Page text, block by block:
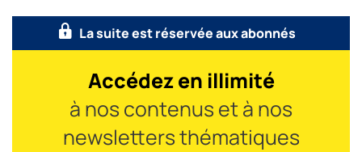
La suite est réservée aux abonnés
Accédez en illimité
à nos contenus et à nos
newsletters thématiques